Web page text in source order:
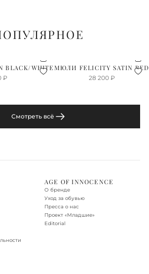
BLACK/WHITE
₽
МЮЛИ FELICITY SATIN RED
28 200 ₽
Смотреть всё
AGE OF INNOCENCE
О бренде
Уход за обувью
Пресса о нас
Проект «‎Младшие»
Editorial